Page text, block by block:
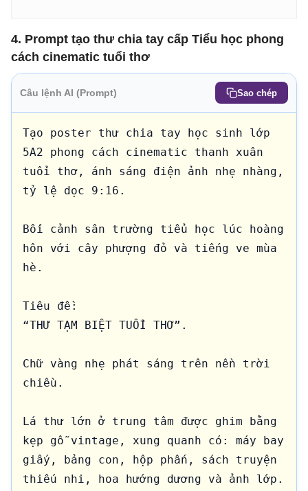
4. Prompt tạo thư chia tay cấp Tiểu học phong
cách cinematic tuổi thơ
Câu lệnh AI (Prompt) Sao chép
Tạo poster thư chia tay học sinh lớp
5A2 phong cách cinematic thanh xuân
tuổi thơ, ánh sáng điện ảnh nhẹ nhàng,
tỷ lệ dọc 9:16.
Bối cảnh sân trường tiểu học lúc hoàng
hôn với cây phượng đỏ và tiếng ve mùa
hè.
Tiêu đề:
“THƯ TẠM BIỆT TUỔI THƠ”.
Chữ vàng nhẹ phát sáng trên nền trời
chiều.
Lá thư lớn ở trung tâm được ghim bằng
kẹp gỗ vintage, xung quanh có: máy bay
giấy, bảng con, hộp phấn, sách truyện
thiếu nhi, hoa hướng dương và ảnh lớp.